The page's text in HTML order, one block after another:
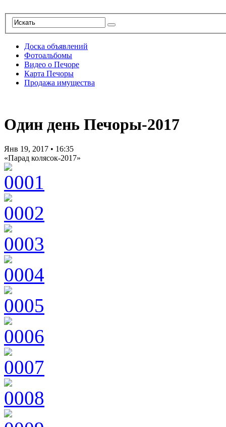
Доска объявлений
Фотоальбомы
Видео о Печоре
Карта Печоры
Продажа имущества
Один день Печоры-2017
Янв 19, 2017 • 16:35
«Парад колясок-2017»